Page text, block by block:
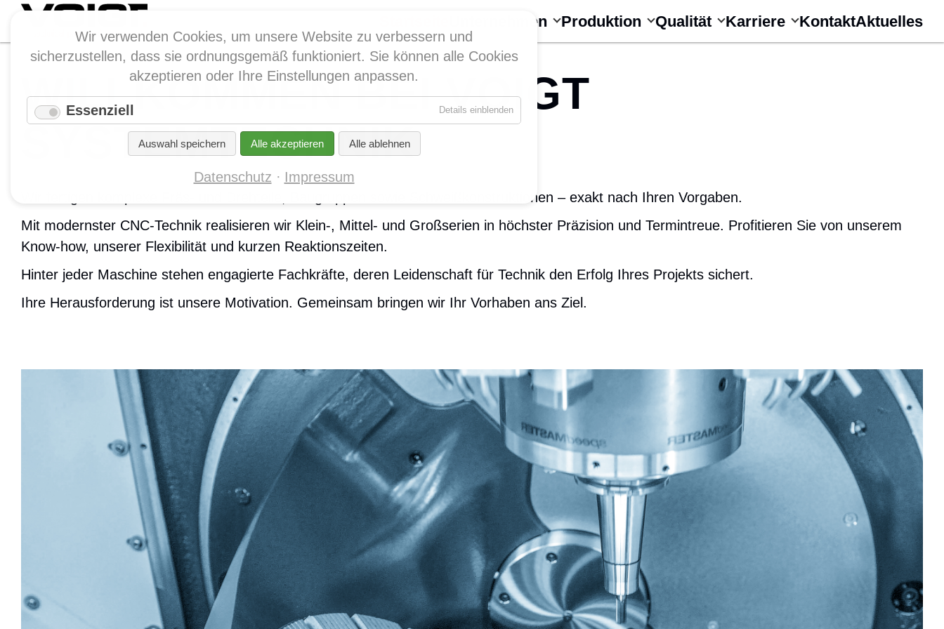
Wir verwenden Cookies, um unsere Website zu verbessern und
sicherzustellen, dass sie ordnungsgemäß funktioniert. Sie können alle Cookies
akzeptieren oder Ihre Einstellungen anpassen.
Essenziell Details einblendenfür
Auswahl speichern Alle akzeptieren Alle ablehnen
Datenschutz Impressum
Unternehmen Produktion Qualität Karriere KontaktAktuelles
WILLKOMMEN BEI VOIGT
SYSTEMTECHNIK
Wir fertigen komplexe Fräs- und Drehteile, Baugruppen sowie Schweißkonstruktionen – exakt nach Ihren Vorgaben.
Mit modernster CNC-Technik realisieren wir Klein-, Mittel- und Großserien in höchster Präzision und Termintreue. Profitieren Sie von unserem
Know-how, unserer Flexibilität und kurzen Reaktionszeiten.
Hinter jeder Maschine stehen engagierte Fachkräfte, deren Leidenschaft für Technik den Erfolg Ihres Projekts sichert.
Ihre Herausforderung ist unsere Motivation. Gemeinsam bringen wir Ihr Vorhaben ans Ziel.